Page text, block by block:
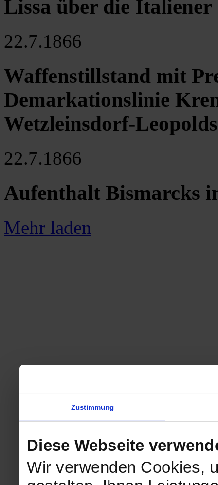
Zustimmung
Diese Webseite
Wir verwenden Cookies,
Lissa über die Italiener
22.7.1866
Waffenstillstand mit
Demarkationslinie
Wetzleinsdorf-
22.7.1866
Aufenthalt Bismarcks
Mehr laden